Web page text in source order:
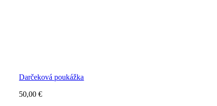
Darčeková poukážka
50,00€